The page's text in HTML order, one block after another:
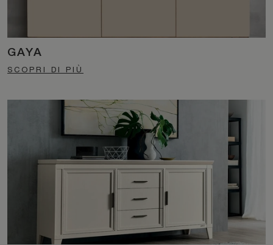
GAYA
SCOPRI DI PIÙ